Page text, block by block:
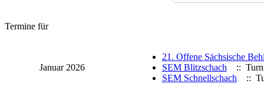
Termine für
Januar 2026
21. Offene Sächsische
SEM Blitzschach
::
SEM Schnellschach
::